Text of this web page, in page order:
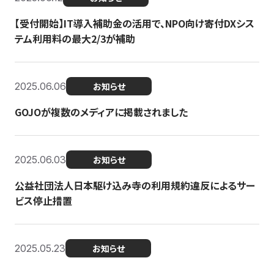
【受付開始】IT導入補助金の活用で、NPO向け寄付DXシス
テム利用料の最大2/3が補助
2025.06.06 お知らせ
GOJOが複数のメディアに掲載されました
2025.06.03 お知らせ
公益社団法人日本駆け込み寺の利用規約違反によるサー
ビス停止措置
2025.05.23 お知らせ